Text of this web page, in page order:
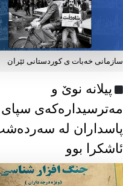
سازمانی خەبات ی كوردستانی ئێران
پیلانە نوێ و
مەترسیدارەکەی سپای
پاسداران لە
ئاشکرا بوو